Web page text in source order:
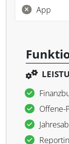
App
Offene-